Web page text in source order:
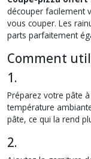
découper facilement
vous couper. Les
parts parfaitement
Comment
1.
Préparez votre pâte
température
pâte, ce qui la rend
2.